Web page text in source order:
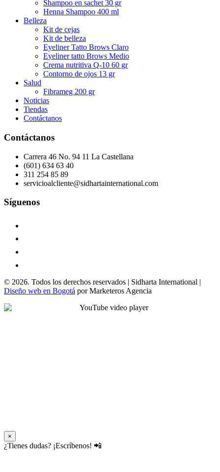
Shampoo en sachet 30 gr
Henna Shampoo 400 ml
Belleza
Kit de cejas
Kit de belleza
Eyeliner Tatto Brows Claro
Eyeliner tatto Brows Medio
Crema nutritiva Q-10 60 gr
Contorno de ojos 13 gr
Salud
Fibrameg 200 gr
Noticias
Tiendas
Contáctanos
Contáctanos
Carrera 46 No. 94 11 La Castellana
(601) 634 63 40
311 254 85 89
servicioalcliente@sidhartainternational.com
Síguenos
© 2026. Todos los derechos reservados | Sidharta International |
Diseño web en Bogotá por Marketeros Agencia
×
¿Tienes dudas? ¡Escríbenos! 📲